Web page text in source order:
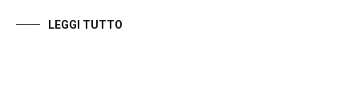
LEGGI TUTTO